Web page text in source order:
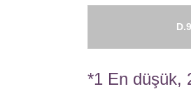
*1 En düşük,